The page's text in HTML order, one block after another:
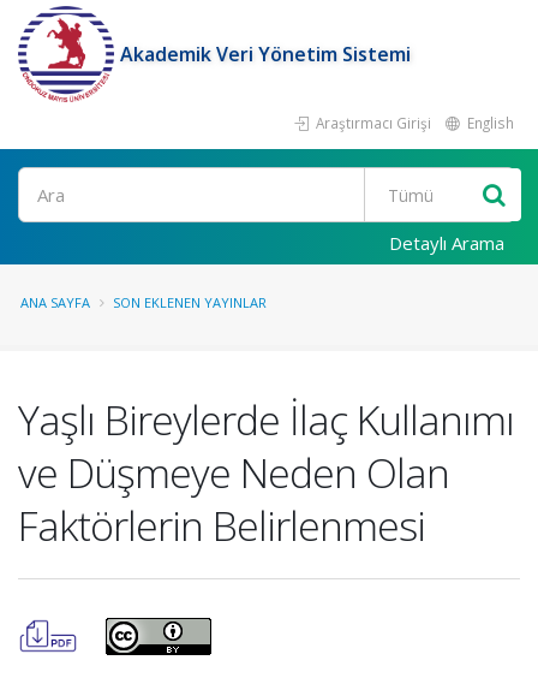
Akademik Veri Yönetim Sistemi
Araştırmacı Girişi English
Ara
Detaylı Arama
ANA SAYFA SON EKLENEN YAYINLAR
Yaşlı Bireylerde İlaç Kullanımı
ve Düşmeye Neden Olan
Faktörlerin Belirlenmesi